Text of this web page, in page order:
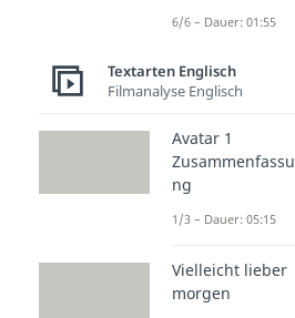
6/6 – Dauer: 01:55
Textarten Englisch
Filmanalyse Englisch
Avatar 1
Zusammenfassu
ng
1/3 – Dauer: 05:15
Vielleicht lieber
morgen